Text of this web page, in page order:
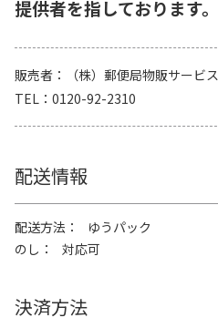
提供者を指しております。
販売者
（株）郵便局物販サービス
TEL
0120-92-2310
配送情報
配送方法
ゆうパック
のし
対応可
決済方法